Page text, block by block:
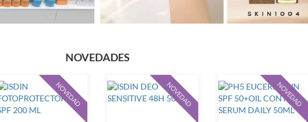
NOVEDADES
NOVEDAD NOVEDAD NOVEDAD